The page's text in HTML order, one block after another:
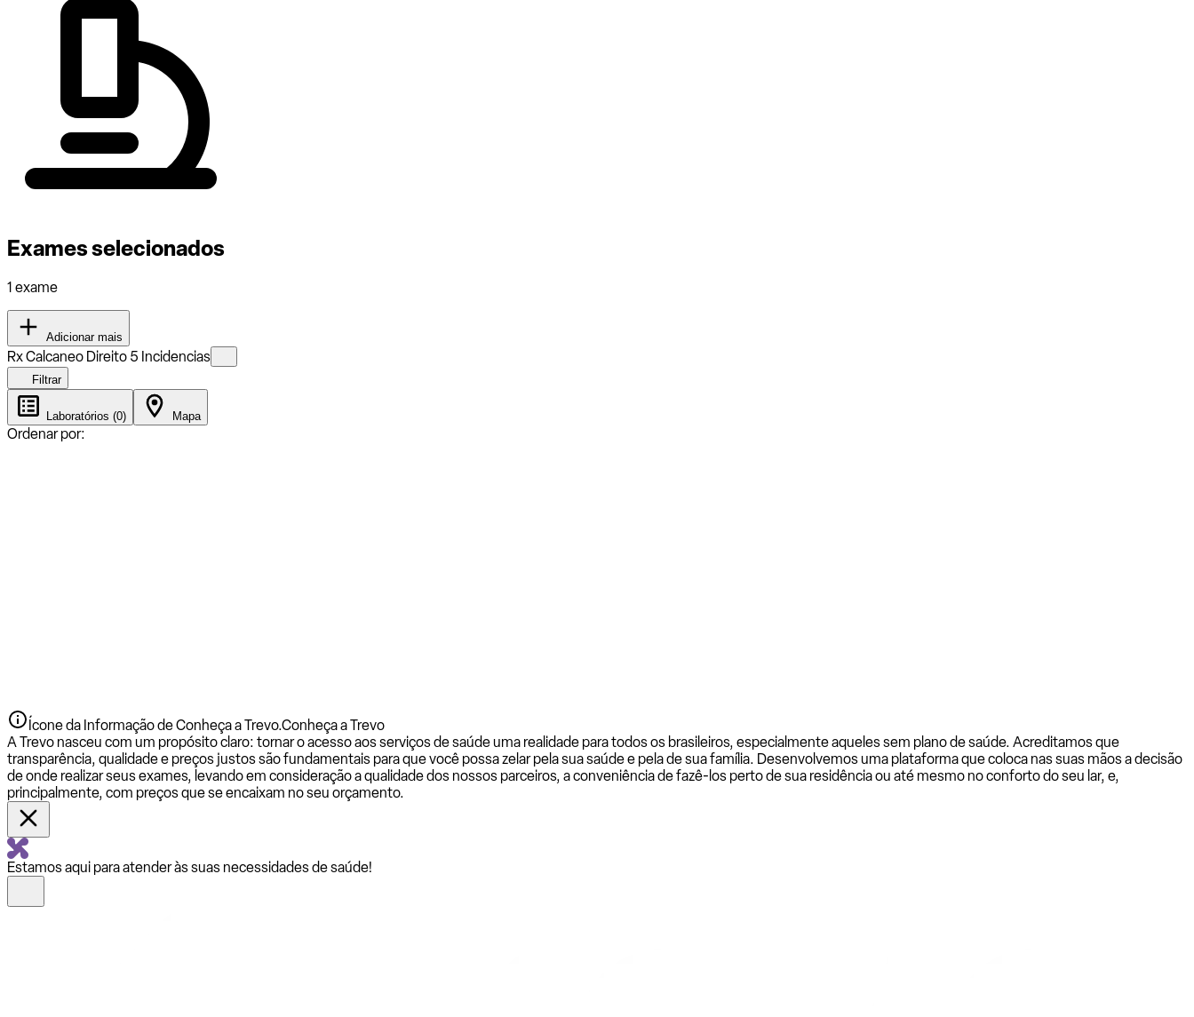
Exames selecionados
1 exame
Adicionar mais
Rx Calcaneo Direito 5 Incidencias
Filtrar
Laboratórios (0) Mapa
Ordenar por:
Ícone da Informação de Conheça a Trevo.Conheça a Trevo
A Trevo nasceu com um propósito claro: tornar o acesso aos serviços de saúde uma realidade para todos os brasileiros, especialmente aqueles sem plano de saúde. Acreditamos que
transparência, qualidade e preços justos são fundamentais para que você possa zelar pela sua saúde e pela de sua família. Desenvolvemos uma plataforma que coloca nas suas mãos a decisão
de onde realizar seus exames, levando em consideração a qualidade dos nossos parceiros, a conveniência de fazê-los perto de sua residência ou até mesmo no conforto do seu lar, e,
principalmente, com preços que se encaixam no seu orçamento.
Estamos aqui para atender às suas necessidades de saúde!